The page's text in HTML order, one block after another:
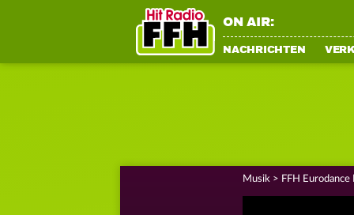
ON AIR:
NACHRICHTEN
Musik > FFH